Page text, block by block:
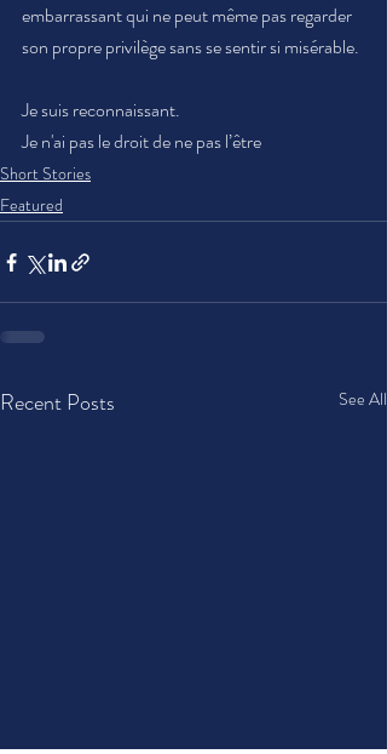
embarrassant qui ne peut même pas regarder
son propre privilège sans se sentir si misérable.
Je suis reconnaissant.
Je n'ai pas le droit de ne pas l’être
Short Stories
Featured
Recent Posts See All